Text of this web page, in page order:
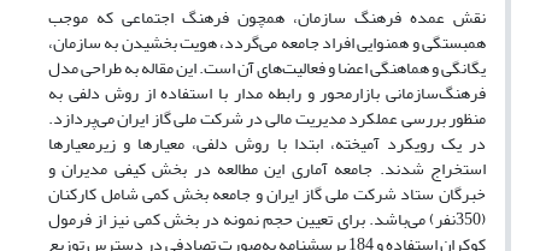
نقش عمده فرهنگ سازمان، همچون فرهنگ اجتماعی که موجب
همبستگی و همنوایی افراد جامعه می‌‌گردد، هویت بخشیدن به سازمان،
یگانگی و هماهنگی اعضا و فعالیت‌‌های آن است. این مقاله به طراحی مدل
فرهنگ‌سازمانی بازارمحور و رابطه مدار با استفاده از روش دلفی به
منظور بررسی عملکرد مدیریت مالی در شرکت ملی گاز ایران می‌پردازد.
در یک رویکرد آمیخته، ابتدا با روش دلفی، معیارها و زیرمعیارها
استخراج شدند. جامعه آماری این مطالعه در بخش کیفی مدیران و
خبرگان ستاد شرکت ملی گاز ایران و جامعه بخش کمی شامل کارکنان
(350نفر) می‌‌باشد. برای تعیین حجم نمونه در بخش کمی نیز از فرمول